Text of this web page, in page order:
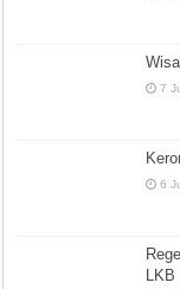
7
6
LKB